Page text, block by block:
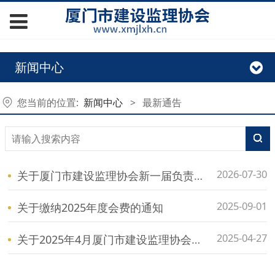
新闻中心
您当前的位置: 新闻中心 > 最新通告
关于厦门市建设监理协会新一届负责人候选人的公示 2026-07-30
关于缴纳2025年度会费的通知 2025-09-01
关于2025年4月厦门市建设监理协会自律检查结果通报 2025-04-27